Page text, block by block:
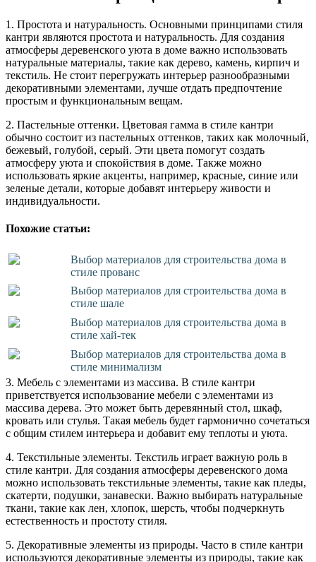
1. Простота и натуральность. Основными принципами стиля
кантри являются простота и натуральность. Для создания
атмосферы деревенского уюта в доме важно использовать
натуральные материалы, такие как дерево, камень, кирпич и
текстиль. Не стоит перегружать интерьер разнообразными
декоративными элементами, лучше отдать предпочтение
простым и функциональным вещам.
2. Пастельные оттенки. Цветовая гамма в стиле кантри
обычно состоит из пастельных оттенков, таких как молочный,
бежевый, голубой, серый. Эти цвета помогут создать
атмосферу уюта и спокойствия в доме. Также можно
использовать яркие акценты, например, красные, синие или
зеленые детали, которые добавят интерьеру живости и
индивидуальности.
Похожие статьи:
Выбор материалов для строительства дома в
стиле прованс
Выбор материалов для строительства дома в
стиле шале
Выбор материалов для строительства дома в
стиле хай-тек
Выбор материалов для строительства дома в
стиле минимализм
3. Мебель с элементами из массива. В стиле кантри
приветствуется использование мебели с элементами из
массива дерева. Это может быть деревянный стол, шкаф,
кровать или стулья. Такая мебель будет гармонично сочетаться
с общим стилем интерьера и добавит ему теплоты и уюта.
4. Текстильные элементы. Текстиль играет важную роль в
стиле кантри. Для создания атмосферы деревенского дома
можно использовать текстильные элементы, такие как пледы,
скатерти, подушки, занавески. Важно выбирать натуральные
ткани, такие как лен, хлопок, шерсть, чтобы подчеркнуть
естественность и простоту стиля.
5. Декоративные элементы из природы. Часто в стиле кантри
используются декоративные элементы из природы, такие как